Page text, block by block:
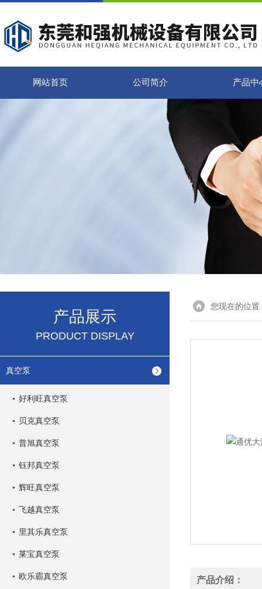
网站首页 公司简介 产品中
产品展示
PRODUCT DISPLAY
真空泵
好利旺真空泵
贝克真空泵
普旭真空泵
钰邦真空泵
辉旺真空泵
飞越真空泵
里其乐真空泵
莱宝真空泵
欧乐霸真空泵
您现在的位置
产品介绍：